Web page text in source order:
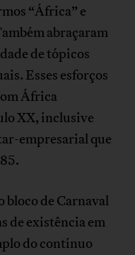
“África” e
abraçaram
de tópicos
Esses esforços
África
XX, inclusive
empresarial que
bloco de Carnaval
de existência em
do contínuo